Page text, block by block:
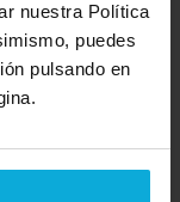
nuestra Política
puedes
pulsando en
sobre el